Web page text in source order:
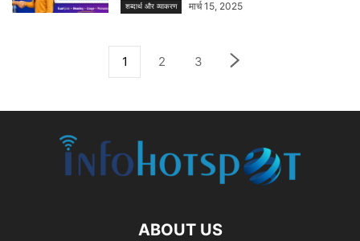
शब्दार्थ और व्याकरण मार्च 15, 2025
1 2 3
ABOUT US